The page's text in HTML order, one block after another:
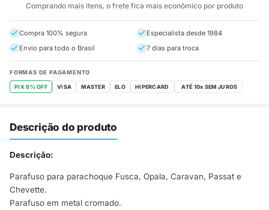
Comprando mais itens, o frete fica mais econômico por produto
Compra 100% segura
Especialista desde 1984
Envio para todo o Brasil
7 dias para troca
FORMAS DE PAGAMENTO
PIX 8% OFF VISA MASTER ELO HIPERCARD
Descrição do produto
Descrição:
Parafuso para parachoque Fusca, Opala, Caravan, Passat e
Chevette.
Parafuso em metal cromado.